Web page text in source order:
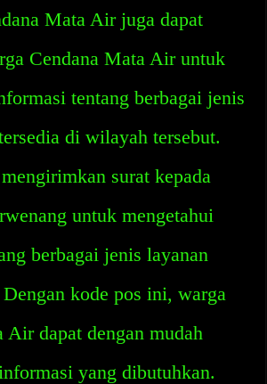
Mata Air juga dapat
Cendana Mata Air untuk
tentang berbagai jenis
di wilayah tersebut.
surat kepada
untuk mengetahui
berbagai jenis layanan
kode pos ini, warga
Air dapat dengan mudah
yang dibutuhkan.